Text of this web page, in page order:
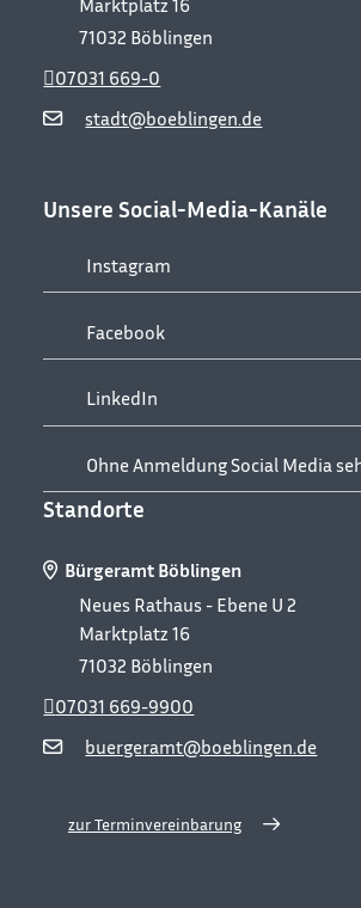
71032 Böblingen
stadt@boeblingen.de
07031 669-0
Unsere Social-Media-Kanäle
Instagram
Facebook
LinkedIn
Ohne Anmeldung Social Media
Standorte
Bürgeramt Böblingen
Neues Rathaus - Ebene U 2
Marktplatz 16
71032 Böblingen
buergeramt@boeblingen.de
07031 669-9900
zur Terminvereinbarung